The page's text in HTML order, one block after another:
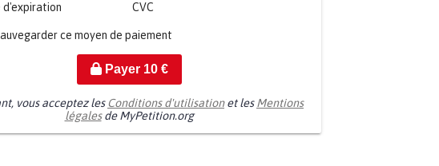
d'expiration CVC
ce moyen de paiement
Payer 10€
vous acceptez les Conditions d'utilisationet lesMentions
légalesde MyPetition.org